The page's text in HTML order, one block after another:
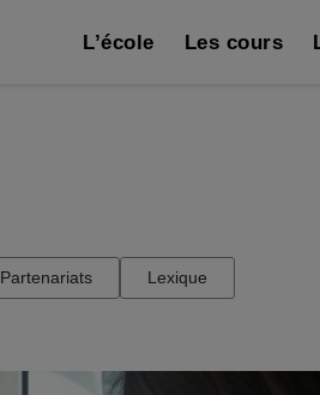
L’école Les cours
Partenariats Lexique